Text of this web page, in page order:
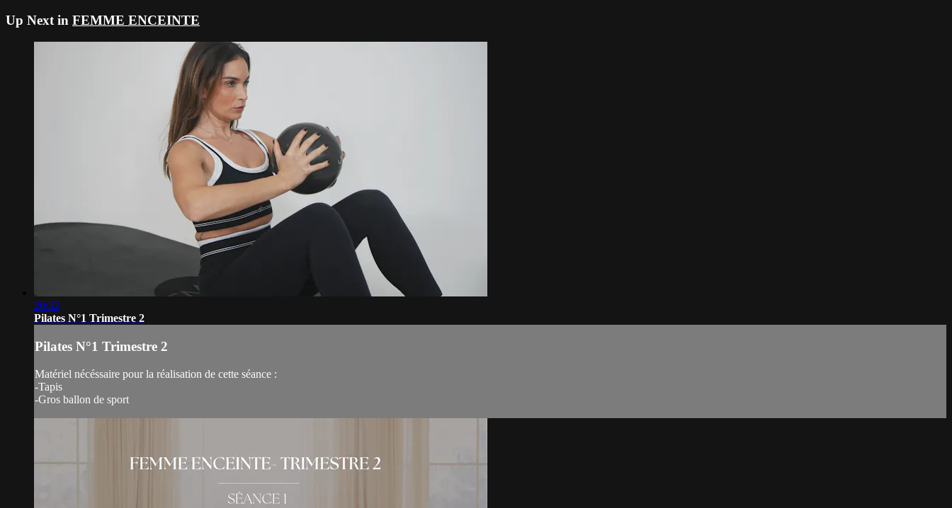
Up Next in FEMME ENCEINTE
20:32
Pilates N°1 Trimestre 2
Pilates N°1 Trimestre 2
Matériel nécéssaire pour la réalisation de cette séance :
-Tapis
-Gros ballon de sport